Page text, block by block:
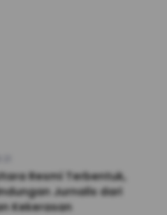
Resmi Terbentuk,
Jurnalis dari
Kekerasan